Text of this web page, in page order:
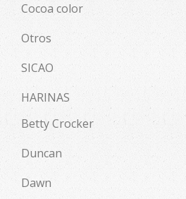
Cocoa color
Otros
SICAO
HARINAS
Betty Crocker
Duncan
Dawn